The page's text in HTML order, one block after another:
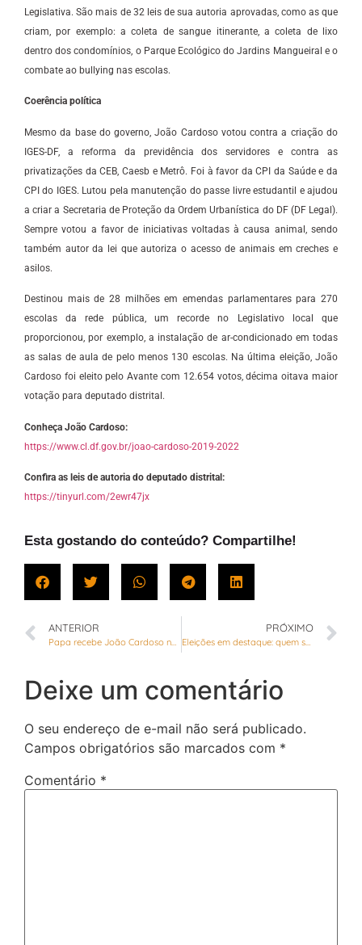
Legislativa. São mais de 32 leis de sua autoria aprovadas, como as que
criam, por exemplo: a coleta de sangue itinerante, a coleta de lixo
dentro dos condomínios, o Parque Ecológico do Jardins Mangueiral e o
combate ao bullying nas escolas.
Coerência política
Mesmo da base do governo, João Cardoso votou contra a criação do
IGES-DF, a reforma da previdência dos servidores e contra as
privatizações da CEB, Caesb e Metrô. Foi à favor da CPI da Saúde e da
CPI do IGES. Lutou pela manutenção do passe livre estudantil e ajudou
a criar a Secretaria de Proteção da Ordem Urbanística do DF (DF Legal).
Sempre votou a favor de iniciativas voltadas à causa animal, sendo
também autor da lei que autoriza o acesso de animais em creches e
asilos.
Destinou mais de 28 milhões em emendas parlamentares para 270
escolas da rede pública, um recorde no Legislativo local que
proporcionou, por exemplo, a instalação de ar-condicionado em todas
as salas de aula de pelo menos 130 escolas. Na última eleição, João
Cardoso foi eleito pelo Avante com 12.654 votos, décima oitava maior
votação para deputado distrital.
Conheça João Cardoso:
https://www.cl.df.gov.br/joao-cardoso-2019-2022
Confira as leis de autoria do deputado distrital:
https://tinyurl.com/2ewr47jx
Esta gostando do conteúdo? Compartilhe!
ANTERIOR
Papa recebe João Cardoso no Vaticano
PRÓXIMO
Eleições em destaque: quem são os novos distritais e federais do DF
Deixe um comentário
O seu endereço de e-mail não será publicado.
Campos obrigatórios são marcados com *
Comentário *